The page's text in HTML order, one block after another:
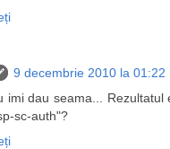
9 decembrie 2010 la 01:22
imi dau seama... Rezultatul
sc-auth"?